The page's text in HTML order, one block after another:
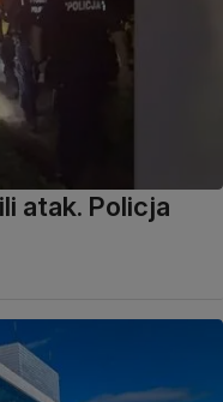
atak. Policja